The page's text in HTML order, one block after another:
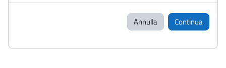
Annulla Continua